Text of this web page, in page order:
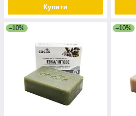
Купити
–10% –10%